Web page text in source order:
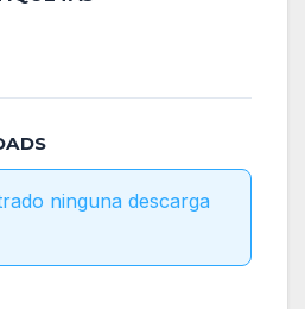
ninguna descarga